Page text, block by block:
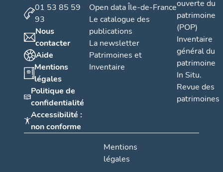
01 53 85 59
93
Nous
contacter
Aide
Mentions
légales
Politique de
confidentialité
Accessibilité :
non conforme
Open data Île-de-France
Le catalogue des
publications
La newsletter
Patrimoines et
Inventaire
ouverte du
patrimoine
(POP)
Inventaire
général du
patrimoine
In Situ.
Revue des
patrimoines
Mentions
légales